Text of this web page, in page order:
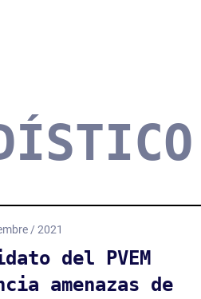
/ 2021
del PVEM
amenazas de